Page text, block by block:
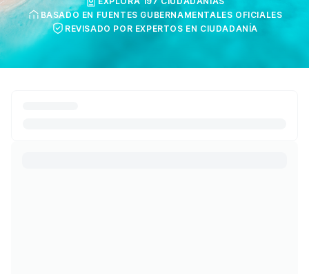
BASADO EN FUENTES GUBERNAMENTALES OFICIALES
REVISADO POR EXPERTOS EN CIUDADANÍA